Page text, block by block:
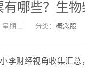
哪些？生
星期二 分类： 概念股
李财经视角收集汇